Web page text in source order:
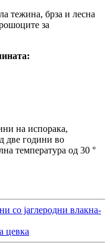
тежина, брза и лесна
за
на испорака,
две години во
температура од 30 °
со јаглеродни влакна-
цевка